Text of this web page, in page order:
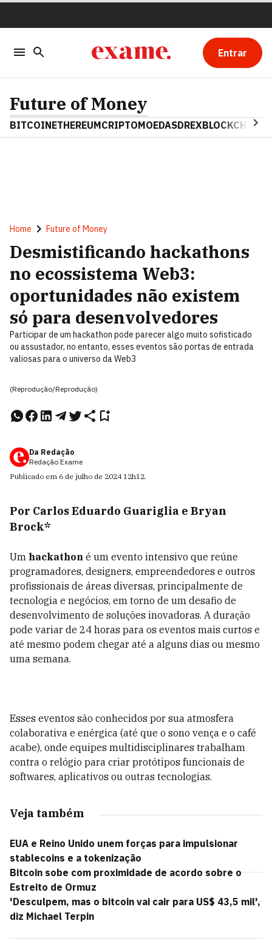
Entrar
Future of Money
BITCOINETHEREUMCRIPTOMOEDASDREXBLOCKCHAIN
Home Future of Money
Desmistificando hackathons
no ecossistema Web3:
oportunidades não existem
só para desenvolvedores
Participar de um hackathon pode parecer algo muito sofisticado
ou assustador, no entanto, esses eventos são portas de entrada
valiosas para o universo da Web3
(Reprodução/Reprodução)
Da Redação
Redação Exame
Publicado em 6 de julho de 2024 12h12.
Por Carlos Eduardo Guariglia e Bryan
Brock*
Um hackathon é um evento intensivo que reúne
programadores, designers, empreendedores e outros
profissionais de áreas diversas, principalmente de
tecnologia e negócios, em torno de um desafio de
desenvolvimento de soluções inovadoras. A duração
pode variar de 24 horas para os eventos mais curtos e
até mesmo podem chegar até a alguns dias ou mesmo
uma semana.
Esses eventos são conhecidos por sua atmosfera
colaborativa e enérgica (até que o sono vença e o café
acabe), onde equipes multidisciplinares trabalham
contra o relógio para criar protótipos funcionais de
softwares, aplicativos ou outras tecnologias.
Veja também
EUA e Reino Unido unem forças para impulsionar
stablecoins e a tokenização
Bitcoin sobe com proximidade de acordo sobre o
Estreito de Ormuz
'Desculpem, mas o bitcoin vai cair para US$ 43,5 mil',
diz Michael Terpin